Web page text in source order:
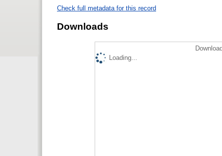
Check full metadata for this record
Downloads
Loading...